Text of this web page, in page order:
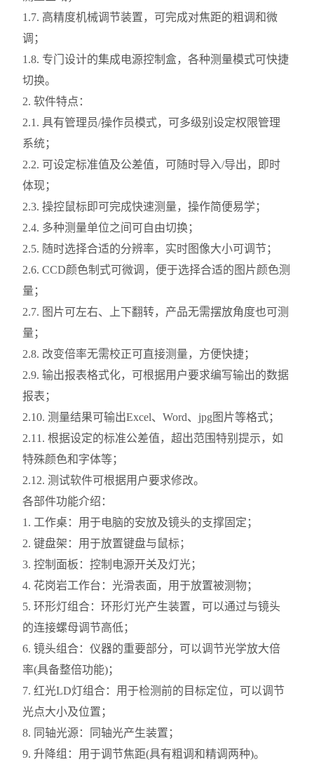
1.7. 高精度机械调节装置，可完成对焦距的粗调和微
调；
1.8. 专门设计的集成电源控制盒，各种测量模式可快捷
切换。
2. 软件特点：
2.1. 具有管理员/操作员模式，可多级别设定权限管理
系统；
2.2. 可设定标准值及公差值，可随时导入/导出，即时
体现；
2.3. 操控鼠标即可完成快速测量，操作简便易学；
2.4. 多种测量单位之间可自由切换；
2.5. 随时选择合适的分辨率，实时图像大小可调节；
2.6. CCD颜色制式可微调，便于选择合适的图片颜色测
量；
2.7. 图片可左右、上下翻转，产品无需摆放角度也可测
量；
2.8. 改变倍率无需校正可直接测量，方便快捷；
2.9. 输出报表格式化，可根据用户要求编写输出的数据
报表；
2.10. 测量结果可输出Excel、Word、jpg图片等格式；
2.11. 根据设定的标准公差值，超出范围特别提示，如
特殊颜色和字体等；
2.12. 测试软件可根据用户要求修改。
各部件功能介绍：
1. 工作桌：用于电脑的安放及镜头的支撑固定；
2. 键盘架：用于放置键盘与鼠标；
3. 控制面板：控制电源开关及灯光；
4. 花岗岩工作台：光滑表面，用于放置被测物；
5. 环形灯组合：环形灯光产生装置，可以通过与镜头
的连接螺母调节高低；
6. 镜头组合：仪器的重要部分，可以调节光学放大倍
率(具备整倍功能)；
7. 红光LD灯组合：用于检测前的目标定位，可以调节
光点大小及位置；
8. 同轴光源：同轴光产生装置；
9. 升降组：用于调节焦距(具有粗调和精调两种)。